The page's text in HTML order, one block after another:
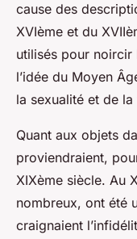
cause des
XVIème et du
utilisés pour
l’idée du Moyen
la sexualité et de la
Quant aux objets
proviendraient,
XIXème siècle. Au
nombreux, ont été
craignaient